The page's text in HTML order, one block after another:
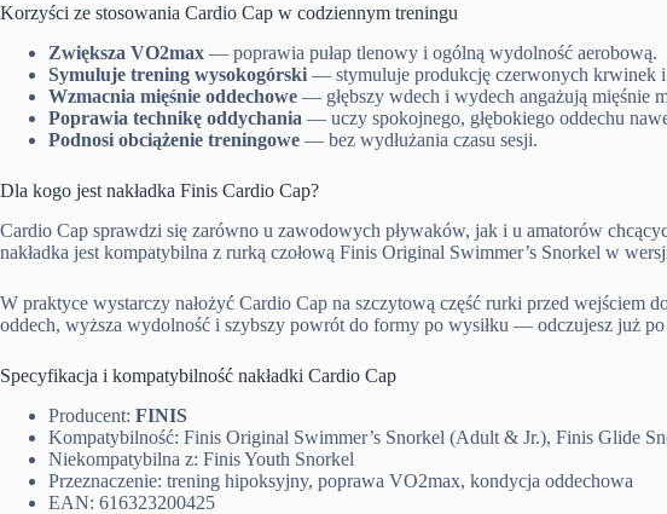
Korzyści ze stosowania Cardio Cap w codziennym treningu
Zwiększa VO2max — poprawia pułap tlenowy i ogólną wydolność aerobową.
Symuluje trening wysokogórski — stymuluje produkcję czerwonych krwinek i
Wzmacnia mięśnie oddechowe — głębszy wdech i wydech angażują mięśnie
Poprawia technikę oddychania — uczy spokojnego, głębokiego oddechu
Podnosi obciążenie treningowe — bez wydłużania czasu sesji.
Dla kogo jest nakładka Finis Cardio Cap?
Cardio Cap sprawdzi się zarówno u zawodowych pływaków, jak i u amatorów
nakładka jest kompatybilna z rurką czołową Finis Original Swimmer’s Snorkel w
W praktyce wystarczy nałożyć Cardio Cap na szczytową część rurki przed
oddech, wyższa wydolność i szybszy powrót do formy po wysiłku — odczujesz już
Specyfikacja i kompatybilność nakładki Cardio Cap
Producent: FINIS
Kompatybilność: Finis Original Swimmer’s Snorkel (Adult & Jr.), Finis Glide
Niekompatybilna z: Finis Youth Snorkel
Przeznaczenie: trening hipoksyjny, poprawa VO2max, kondycja oddechowa
EAN: 616323200425